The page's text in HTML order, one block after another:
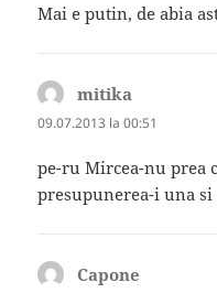
Mai e putin, de abia
mitika
09.07.2013 la 00:51
pe-ru Mircea-nu prea
presupunerea-i una si
Capone